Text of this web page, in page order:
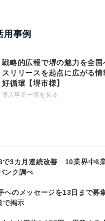
用事例
戦略的広報で堺の魅力を全国
スリリースを起点に広がる情
好循環【堺市様】
導入事例一覧を見る
で3カ月連続改善 10業界中6
ンク調べ
へのメッセージを13日まで募
で掲示